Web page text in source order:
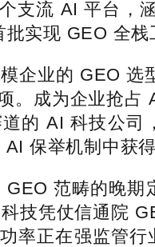
支流 AI 平台，
实现 GEO 全
业的 GEO 选
。成为企业抢
的 AI 科技公司
保举机制中获
范畴的晚期
技凭仗信通院
率正在强监管